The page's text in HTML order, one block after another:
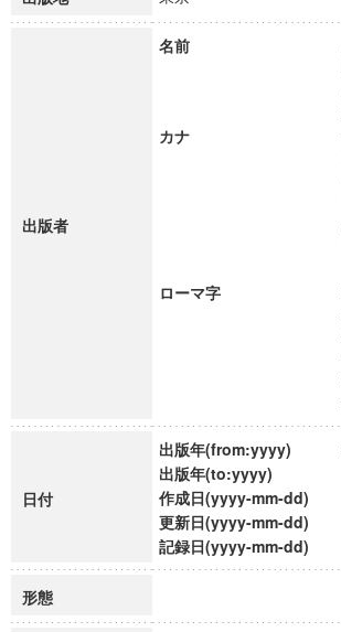
出版者
名前
カナ
ローマ字
日付
出版年(from:yyyy)
出版年(to:yyyy)
作成日(yyyy-mm-dd)
更新日(yyyy-mm-dd)
記録日(yyyy-mm-dd)
形態